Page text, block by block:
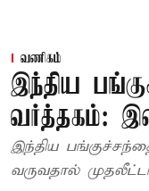
வணிகம்
இந்திய
வர்த்தகம்:
இந்திய
வருவதால்